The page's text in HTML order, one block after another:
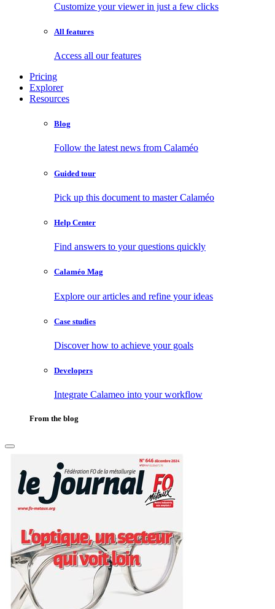
Customize your viewer in just a few clicks
All features
Access all our features
Pricing
Explorer
Resources
Blog
Follow the latest news from Calaméo
Guided tour
Pick up this document to master Calaméo
Help Center
Find answers to your questions quickly
Calaméo Mag
Explore our articles and refine your ideas
Case studies
Discover how to achieve your goals
Developers
Integrate Calameo into your workflow
From the blog